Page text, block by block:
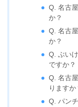
Q. 名古
か？
Q. 名古
か？
Q. ぶい
ですか？
Q. 名古
りますか
Q. パン